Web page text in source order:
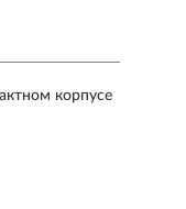
корпусе